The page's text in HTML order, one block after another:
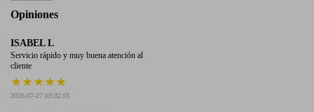
Opiniones
ISABEL L
Servicio rápido y muy buena atención al
cliente
★★★★★
2026-07-27 03:02:01